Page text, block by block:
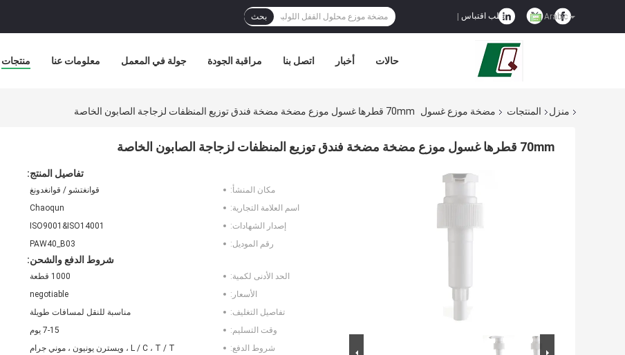
Arabic طلب اقتباس بحث
منتجات معلومات عنا جولة في المعمل مراقبة الجودة اتصل بنا أخبار حالات
منزل المنتجات مضخة موزع غسول 70mm قطرها غسول موزع مضخة مضخة فندق توزيع المنظفات لزجاجة الصابون الخاصة
70mm قطرها غسول موزع مضخة مضخة فندق توزيع المنظفات لزجاجة الصابون الخاصة
تفاصيل المنتج:
مكان المنشأ:
قوانغتشو / قوانغدونغ
اسم العلامة التجارية:
Chaoqun
إصدار الشهادات:
ISO9001&ISO14001
رقم الموديل:
PAW40_B03
شروط الدفع والشحن:
الحد الأدنى لكمية:
1000 قطعة
الأسعار:
negotiable
تفاصيل التغليف:
مناسبة للنقل لمسافات طويلة
وقت التسليم:
7-15 يوم
شروط الدفع:
L / C ، T / T ، ويسترن يونيون ، موني جرام